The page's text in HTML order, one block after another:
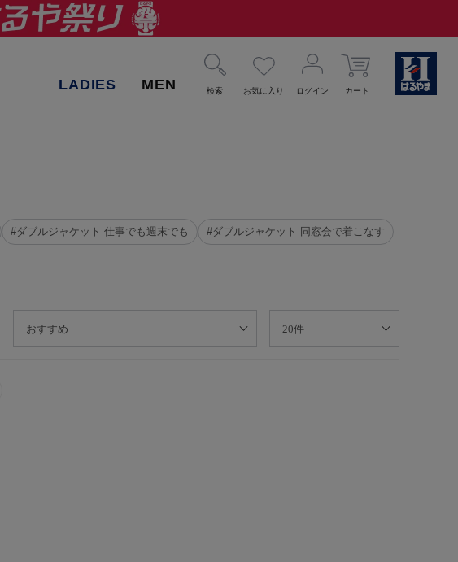
LADIES MEN 検索 お気に入り ログイン カート
#ダブルジャケット 仕事でも週末でも #ダブルジャケット 同窓会で着こなす